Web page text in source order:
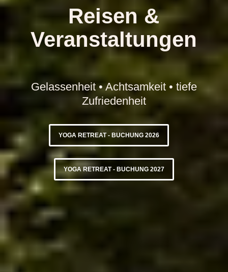
Reisen &
Veranstaltungen
Gelassenheit • Achtsamkeit • tiefe
Zufriedenheit
YOGA RETREAT - BUCHUNG 2026
YOGA RETREAT - BUCHUNG 2027